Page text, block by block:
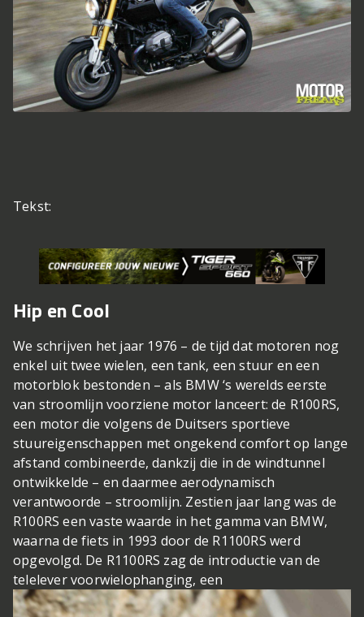
Tekst:
Hip en Cool
We schrijven het jaar 1976 – de tijd dat motoren nog
enkel uit twee wielen, een tank, een stuur en een
motorblok bestonden – als BMW ‘s werelds eerste
van stroomlijn voorziene motor lanceert: de R100RS,
een motor die volgens de Duitsers sportieve
stuureigenschappen met ongekend comfort op lange
afstand combineerde, dankzij die in de windtunnel
ontwikkelde – en daarmee aerodynamisch
verantwoorde – stroomlijn. Zestien jaar lang was de
R100RS een vaste waarde in het gamma van BMW,
waarna de fiets in 1993 door de R1100RS werd
opgevolgd. De R1100RS zag de introductie van de
telelever voorwielophanging, een